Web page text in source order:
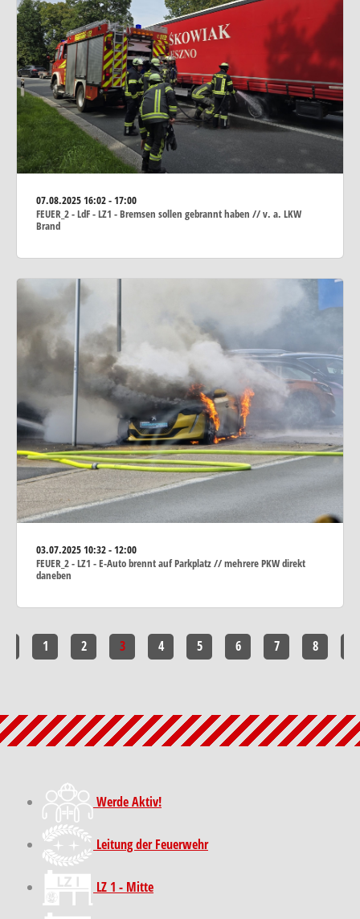
07.08.202516:02 - 17:00
FEUER_2 - LdF - LZ1 - Bremsen sollen gebrannt haben // v. a. LKW
Brand
03.07.202510:32 - 12:00
FEUER_2 - LZ1 - E-Auto brennt auf Parkplatz // mehrere PKW direkt
daneben
1 2 3 4 5 6 7 8
Werde Aktiv!
Leitung der Feuerwehr
LZ 1 - Mitte